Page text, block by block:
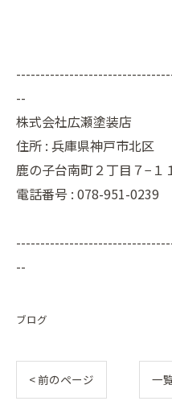
--
株式会社広瀬塗装店
住所 : 兵庫県神戸市北区
鹿の子台南町２丁目７−１
電話番号 : 078-951-0239
--
ブログ
< 前のページ 一